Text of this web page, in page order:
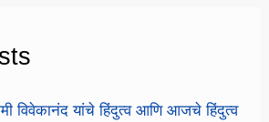
विवेकानंद यांचे हिंदुत्व आणि आजचे हिंदुत्व